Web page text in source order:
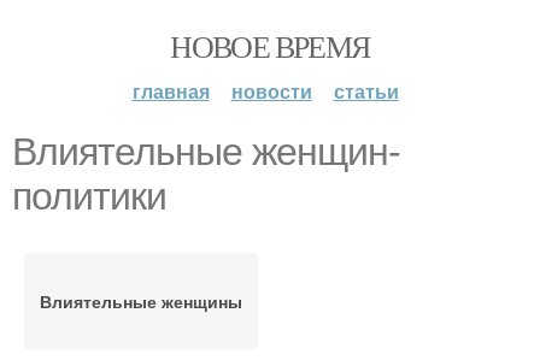
НОВОЕ ВРЕМЯ
главная новости статьи
Влиятельные женщин-
политики
Влиятельные женщины